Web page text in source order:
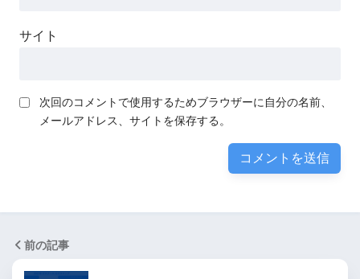
サイト
次回のコメントで使用するためブラウザーに自分の名前、
メールアドレス、サイトを保存する。
前の記事